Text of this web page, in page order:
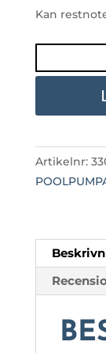
Kan
mängd
Artikelnr: